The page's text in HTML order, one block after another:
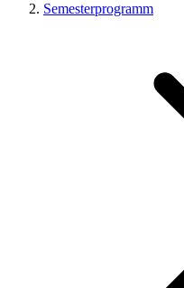
Semesterprogramm